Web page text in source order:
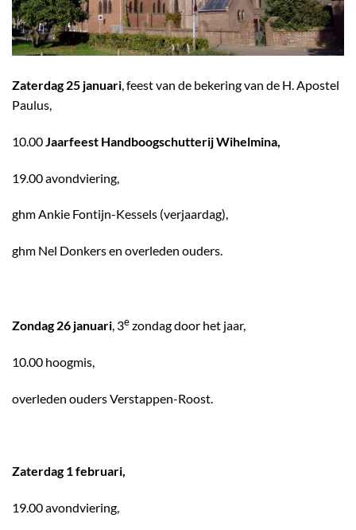
Zaterdag 25 januari, feest van de bekering van de H. Apostel
Paulus,
10.00Jaarfeest Handboogschutterij Wihelmina,
19.00 avondviering,
ghm Ankie Fontijn-Kessels (verjaardag),
ghm Nel Donkers en overleden ouders.
Zondag 26 januari, 3ezondag door het jaar,
10.00 hoogmis,
overleden ouders Verstappen-Roost.
Zaterdag 1 februari,
19.00 avondviering,